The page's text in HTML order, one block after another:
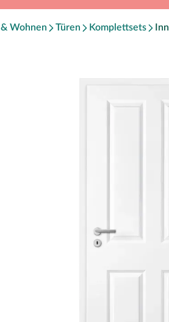
& Wohnen Türen Komplettsets